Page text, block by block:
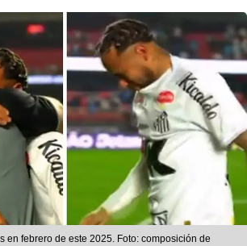
en febrero de este 2025. Foto: composición de